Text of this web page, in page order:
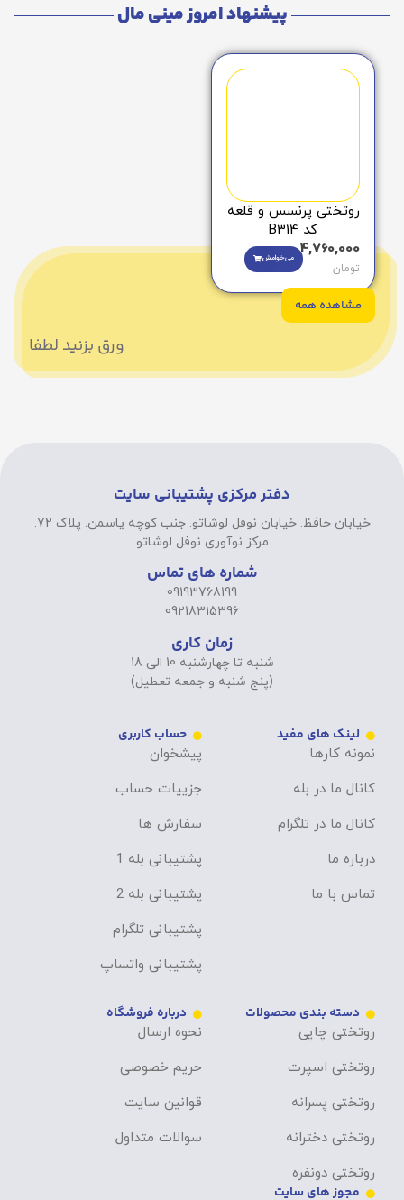
پیشنهاد امروز مینی مال
روتختی پرنسس و قلعه
کد B314
4,760,000
تومان
می‌خوامش
مشاهده همه
ورق بزنید لطفا
دفتر مرکزی پشتیبانی سایت
خیابان حافظ. خیابان نوفل لوشاتو. جنب کوچه یاسمن. پلاک 72.
مرکز نوآوری نوفل لوشاتو
شماره های تماس
09193768199
09218315396
زمان کاری
شنبه تا چهارشنبه 10 الی 18
(پنج شنبه و جمعه تعطیل)
لینک های مفید
نمونه کارها
کانال ما در بله
کانال ما در تلگرام
درباره ما
تماس با ما
حساب کاربری
پیشخوان
جزییات حساب
سفارش ها
پشتیبانی بله 1
پشتیبانی بله 2
پشتیبانی تلگرام
پشتیبانی واتساپ
دسته بندی محصولات
روتختی چاپی
روتختی اسپرت
روتختی پسرانه
روتختی دخترانه
روتختی دونفره
درباره فروشگاه
نحوه ارسال
حریم خصوصی
قوانین سایت
سوالات متداول
مجوز های سایت